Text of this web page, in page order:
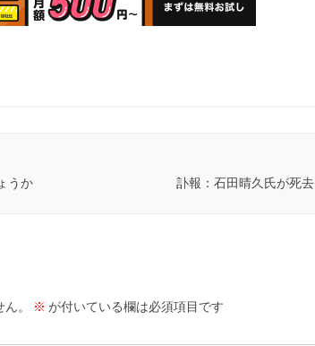
うか 訃報：石田晴久氏が死去
。 ※ が付いている欄は必須項目です